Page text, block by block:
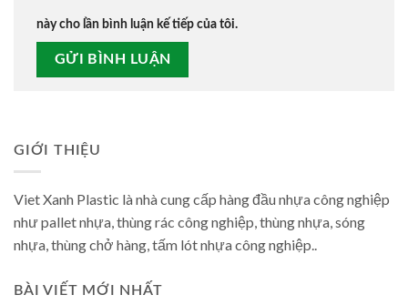
này cho lần bình luận kế tiếp của tôi.
GIỚI THIỆU
Viet Xanh Plastic là nhà cung cấp hàng đầu nhựa công nghiệp
như pallet nhựa, thùng rác công nghiệp, thùng nhựa, sóng
nhựa, thùng chở hàng, tấm lót nhựa công nghiệp..
BÀI VIẾT MỚI NHẤT